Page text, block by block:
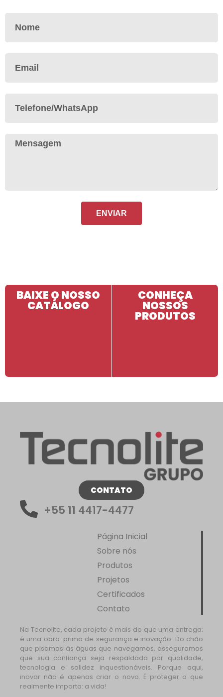
ENVIAR
BAIXE O NOSSO
CATÁLOGO
CONHEÇA
NOSSOS
PRODUTOS
CONTATO
+55 11 4417-4477
Página Inicial
Sobre nós
Produtos
Projetos
Certificados
Contato
Na Tecnolite, cada projeto é mais do que uma entrega:
é uma obra-prima de segurança e inovação. Do chão
que pisamos às águas que navegamos, asseguramos
que sua confiança seja respaldada por qualidade,
tecnologia e solidez inquestionáveis. Porque aqui,
inovar não é apenas criar o novo. É proteger o que
realmente importa: a vida!